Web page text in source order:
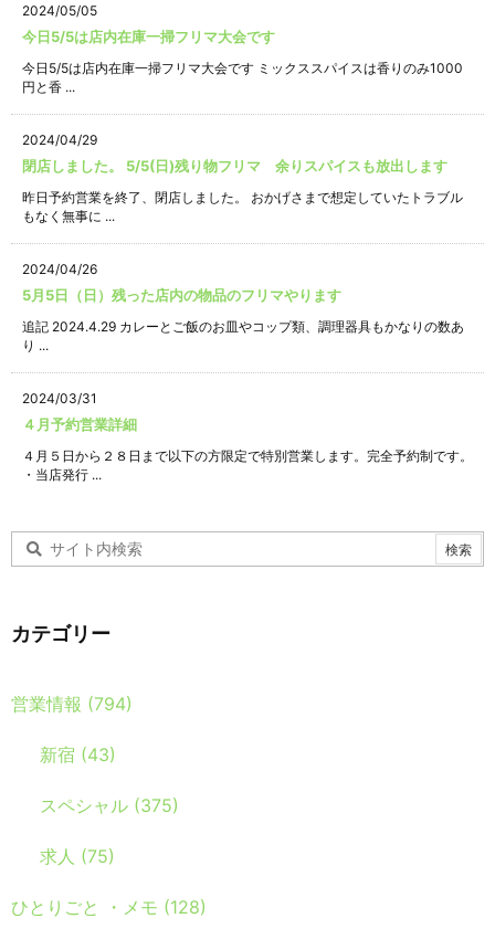
2024/05/05
今日5/5は店内在庫一掃フリマ大会です
今日5/5は店内在庫一掃フリマ大会です ミックススパイスは香りのみ1000
円と香 ...
2024/04/29
閉店しました。 5/5(日)残り物フリマ 余りスパイスも放出します
昨日予約営業を終了、閉店しました。 おかげさまで想定していたトラブル
もなく無事に ...
2024/04/26
5月5日（日）残った店内の物品のフリマやります
追記 2024.4.29 カレーとご飯のお皿やコップ類、調理器具もかなりの数あ
り ...
2024/03/31
４月予約営業詳細
４月５日から２８日まで以下の方限定で特別営業します。完全予約制です。
・当店発行 ...
カテゴリー
営業情報 (794)
新宿 (43)
スペシャル (375)
求人 (75)
ひとりごと ・メモ (128)